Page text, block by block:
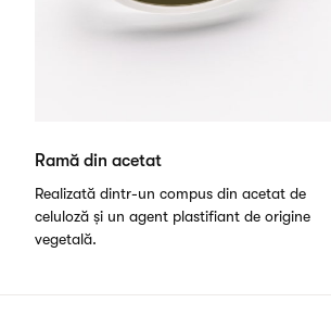
Ramă din acetat
Realizată dintr-un compus din acetat de
celuloză și un agent plastifiant de origine
vegetală.